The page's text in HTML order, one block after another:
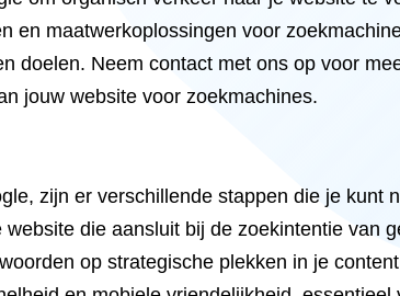
en maatwerkoplossingen voor
doelen. Neem contact met ons op voor
jouw website voor zoekmachines.
zijn er verschillende stappen die je kunt
die aansluit bij de zoekintentie van
op strategische plekken in je